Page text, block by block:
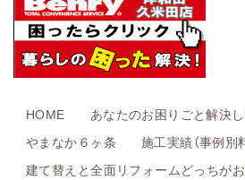
HOME
あなたのお困りごと解決
やまなか６ヶ条
施工実績（事例別
建て替えと全面リフォームどっちが